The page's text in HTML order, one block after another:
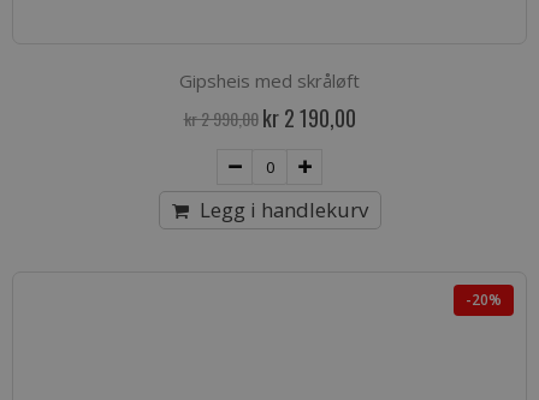
Gipsheis med skråløft
kr 2 990,00 Spesialpris
kr 2 190,00
Legg i handlekurv
-20%